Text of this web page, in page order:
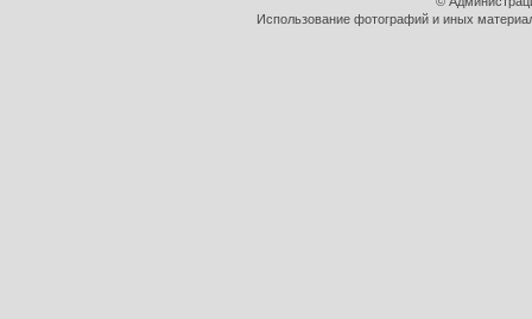
Использование фотографий и иных